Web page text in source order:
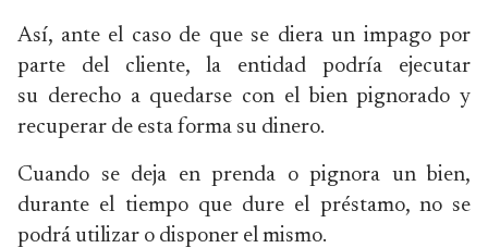
Así, ante el caso de que se diera un impago por
parte del cliente, la entidad podría ejecutar
su derecho a quedarse con el bien pignorado y
recuperar de esta forma su dinero.
Cuando se deja en prenda o pignora un bien,
durante el tiempo que dure el préstamo, no se
podrá utilizar o disponer el mismo.